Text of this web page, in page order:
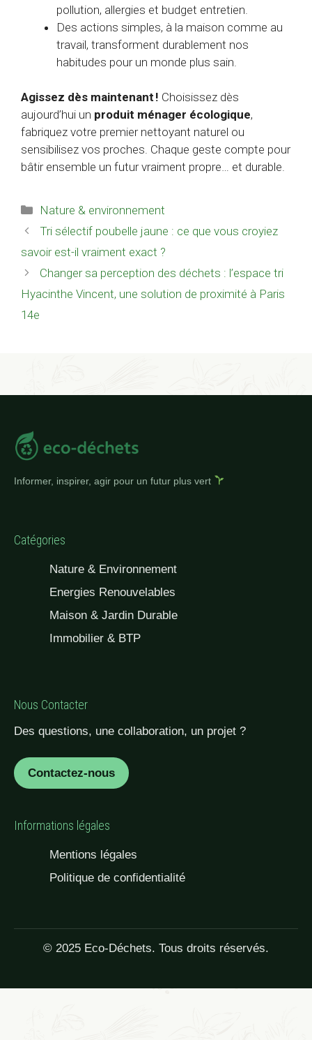
pollution, allergies et budget entretien.
Des actions simples, à la maison comme au
travail, transforment durablement nos
habitudes pour un monde plus sain.
Agissez dès maintenant ! Choisissez dès
aujourd’hui un produit ménager écologique,
fabriquez votre premier nettoyant naturel ou
sensibilisez vos proches. Chaque geste compte pour
bâtir ensemble un futur vraiment propre… et durable.
Catégories
Nature & environnement
Tri sélectif poubelle jaune : ce que vous croyiez
savoir est-il vraiment exact ?
Changer sa perception des déchets : l’espace tri
Hyacinthe Vincent, une solution de proximité à Paris
14e
Informer, inspirer, agir pour un futur plus vert
Catégories
Nature & Environnement
Energies Renouvelables
Maison & Jardin Durable
Immobilier & BTP
Nous Contacter
Des questions, une collaboration, un projet ?
Contactez-nous
Informations légales
Mentions légales
Politique de confidentialité
© 2025 Eco-Déchets. Tous droits réservés.